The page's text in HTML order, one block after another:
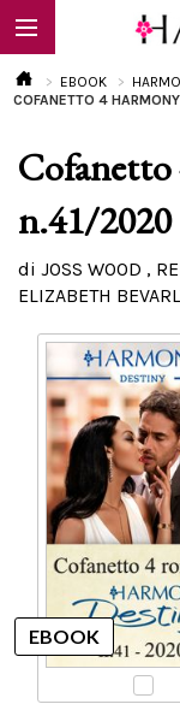
EBOOK
Calendario
EBOOK
COFANETTO 4
n.41/2020
di JOSS WOOD ,
ELIZABETH